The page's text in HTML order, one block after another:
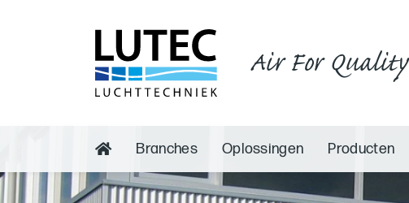
Air For Quality
Branches Oplossingen Producten